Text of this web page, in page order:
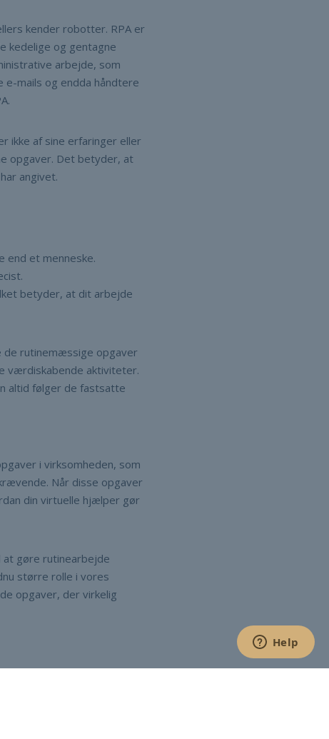
kender robotter. RPA er
kedelige og gentagne
arbejde, som
mails og endda håndtere
ikke af sine erfaringer eller
opgaver. Det betyder, at
angivet.
end et menneske.
betyder, at dit arbejde
de rutinemæssige opgaver
værdiskabende aktiviteter.
altid følger de fastsatte
i virksomheden, som
Når disse opgaver
din virtuelle hjælper gør
gøre rutinearbejde
større rolle i vores
opgaver, der virkelig